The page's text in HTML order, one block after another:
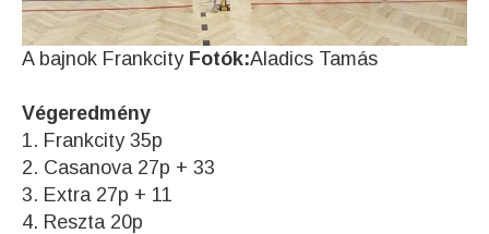
A bajnok FrankcityFotók:Aladics Tamás
Végeredmény
1. Frankcity 35p
2. Casanova 27p + 33
3. Extra 27p + 11
4. Reszta 20p